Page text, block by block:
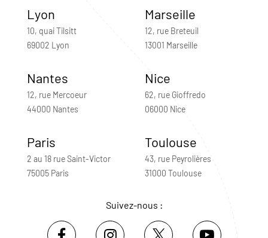
Lyon
10, quai Tilsitt
69002 Lyon
Marseille
12, rue Breteuil
13001 Marseille
Nantes
12, rue Mercoeur
44000 Nantes
Nice
62, rue Gioffredo
06000 Nice
Paris
2 au 18 rue Saint-Victor
75005 Paris
Toulouse
43, rue Peyrolières
31000 Toulouse
Suivez-nous :